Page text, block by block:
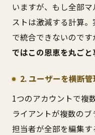
いますが、もし全部
ストは激減する計算
で統合できないのです
ではこの恩恵を丸ご
2. ユーザーを横断
1つのアカウントで複
ライアントが複数の
担当者が全部を編集す